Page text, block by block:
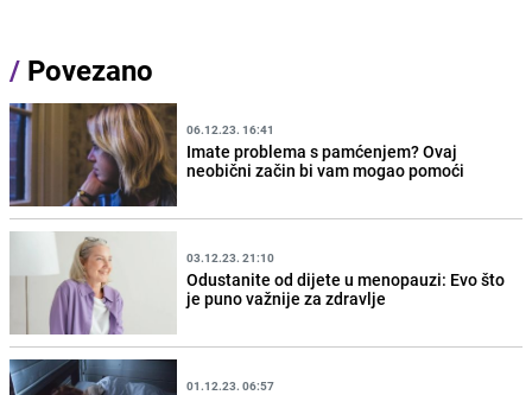
/ Povezano
06.12.23. 16:41
Imate problema s pamćenjem? Ovaj
neobični začin bi vam mogao pomoći
03.12.23. 21:10
Odustanite od dijete u menopauzi: Evo što
je puno važnije za zdravlje
01.12.23. 06:57